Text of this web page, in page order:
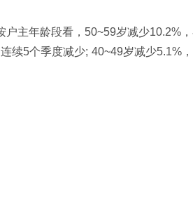
主年龄段看，50~59岁减少10.2%
续5个季度减少; 40~49岁减少5.1%